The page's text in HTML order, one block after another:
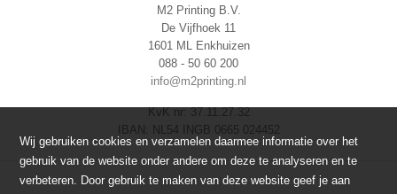
M2 Printing B.V.
De Vijfhoek 11
1601 ML Enkhuizen
088 - 50 60 200
info@m2printing.nl
KvK nr: 37.11.27.32
IBAN: NL54 INGB 0665 024452
Wij gebruiken cookies en verzamelen daarmee informatie over het
gebruik van de website onder andere om deze te analyseren en te
verbeteren. Door gebruik te maken van deze website geef je aan